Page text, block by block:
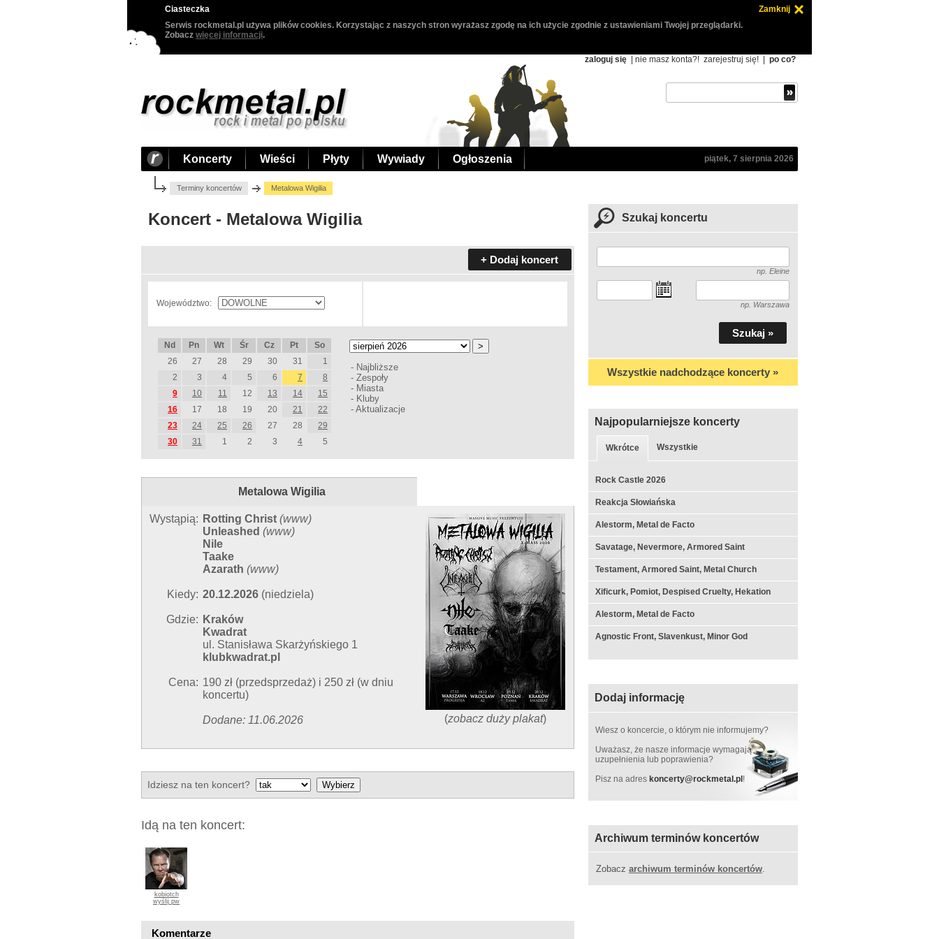
Ciasteczka
Zamknij
Serwis rockmetal.pl używa plików cookies. Korzystając z naszych stron wyrażasz zgodę na ich użycie zgodnie z ustawieniami Twojej przeglądarki.
Zobacz więcej informacji.
zaloguj się | nie masz konta?! zarejestruj się! po co?
Koncerty Wieści Płyty Wywiady Ogłoszenia piątek, 7 sierpnia 2026
Terminy koncertów Metalowa Wigilia
Koncert - Metalowa Wigilia
+ Dodaj koncert
Województwo:
Nd Pn Wt Śr Cz Pt
So
26
27 28 29 30 31
1
2
3 4 5 6 7
8
9
10 11 12 13 14
15
16
17 18 19 20 21
22
23
24 25 26 27 28
29
30
31 1 2 3 4 5
- Najbliższe
- Zespoły
- Miasta
- Kluby
- Aktualizacje
Metalowa Wigilia
Wystąpią: Rotting Christ (www)
Unleashed (www)
Nile
Taake
Azarath (www)
Kiedy: 20.12.2026(niedziela)
Gdzie: Kraków
Kwadrat
ul. Stanisława Skarżyńskiego 1
klubkwadrat.pl
Cena: 190 zł (przedsprzedaż) i 250 zł (w dniu
koncertu)
Dodane: 11.06.2026 (zobacz duży plakat)
Idziesz na ten koncert?
Idą na ten koncert:
kobiotch
wyślij pw
Komentarze
Szukaj koncertu
np. Eleine
np. Warszawa
Wszystkie nadchodzące koncerty »
Najpopularniejsze koncerty
Wkrótce Wszystkie
Rock Castle 2026
Reakcja Słowiańska
Alestorm, Metal de Facto
Savatage, Nevermore, Armored Saint
Testament, Armored Saint, Metal Church
Xificurk, Pomiot, Despised Cruelty, Hekation
Alestorm, Metal de Facto
Agnostic Front, Slavenkust, Minor God
Dodaj informację
Wiesz o koncercie, o którym nie informujemy?
Uważasz, że nasze informacje wymagają
uzupełnienia lub poprawienia?
Pisz na adres koncerty@rockmetal.pl!
Archiwum terminów koncertów
Zobacz archiwum terminów koncertów.